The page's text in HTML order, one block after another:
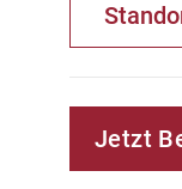
Jetzt